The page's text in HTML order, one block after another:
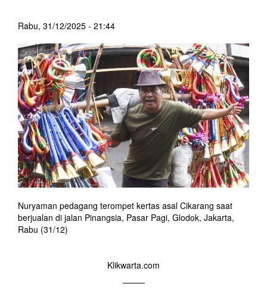
Rabu, 31/12/2025 - 21:44
Nuryaman pedagang terompet kertas asal Cikarang saat
berjualan di jalan Pinangsia, Pasar Pagi, Glodok, Jakarta,
Rabu (31/12)
Klikwarta.com